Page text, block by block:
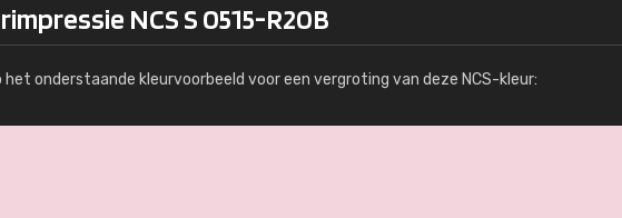
NCS S 0515-R20B
het onderstaande kleurvoorbeeld voor een vergroting van deze NCS-kleur: